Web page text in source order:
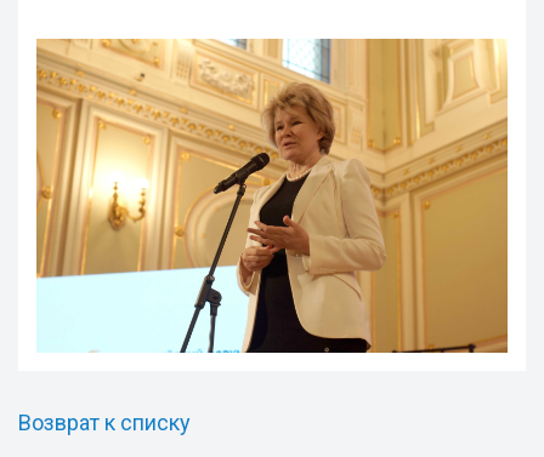
Возврат к списку